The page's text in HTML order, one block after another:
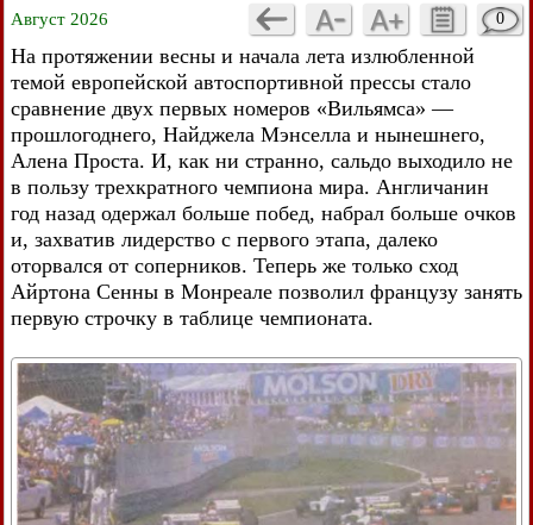
Август 2026 0
На протяжении весны и начала лета излюбленной
темой европейской автоспортивной прессы стало
сравнение двух первых номеров «Вильямса» —
прошлогоднего, Найджела Мэнселла и нынешнего,
Алена Проста. И, как ни странно, сальдо выходило не
в пользу трехкратного чемпиона мира. Англичанин
год назад одержал больше побед, набрал больше очков
и, захватив лидерство с первого этапа, далеко
оторвался от соперников. Теперь же только сход
Айртона Сенны в Монреале позволил французу занять
первую строчку в таблице чемпионата.